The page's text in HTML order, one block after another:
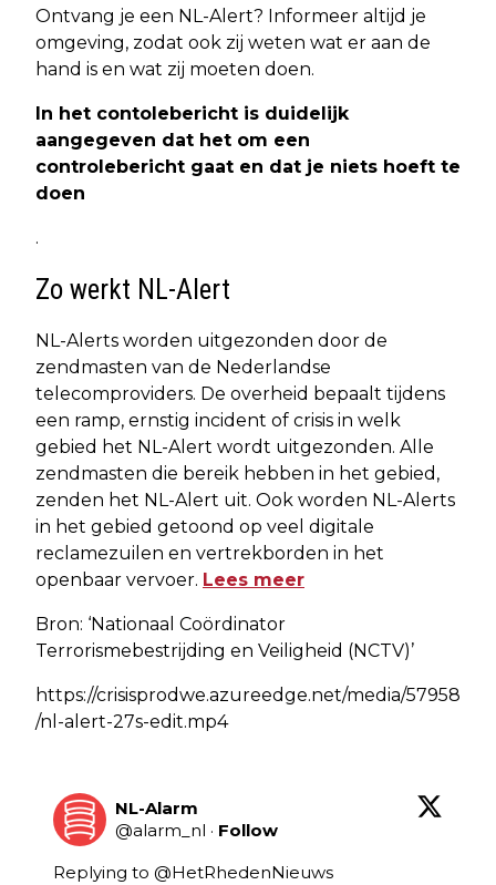
Ontvang je een NL-Alert? Informeer altijd je
omgeving, zodat ook zij weten wat er aan de
hand is en wat zij moeten doen.
In het contolebericht is duidelijk
aangegeven dat het om een
controlebericht gaat en dat je niets hoeft te
doen
.
Zo werkt NL-Alert
NL-Alerts worden uitgezonden door de
zendmasten van de Nederlandse
telecomproviders. De overheid bepaalt tijdens
een ramp, ernstig incident of crisis in welk
gebied het NL-Alert wordt uitgezonden. Alle
zendmasten die bereik hebben in het gebied,
zenden het NL-Alert uit. Ook worden NL-Alerts
in het gebied getoond op veel digitale
reclamezuilen en vertrekborden in het
openbaar vervoer. Lees meer
Bron: ‘Nationaal Coördinator
Terrorismebestrijding en Veiligheid (NCTV)’
https://crisisprodwe.azureedge.net/media/57958
/nl-alert-27s-edit.mp4
NL-Alarm
@alarm_nl · Follow
Replying to @HetRhedenNieuws